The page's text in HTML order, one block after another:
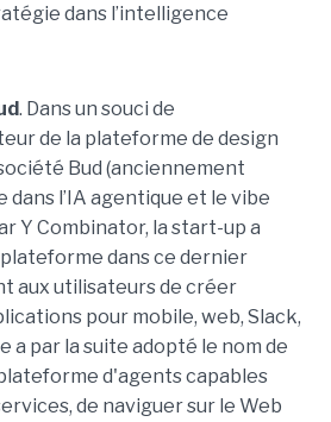
dans l’intelligence
. Dans un souci de
de la plateforme de design
Bud (anciennement
dans l’IA agentique et le vibe
Y Combinator, la start-up a
dans ce dernier
aux utilisateurs de créer
pour mobile, web, Slack,
a par la suite adopté le nom de
d'agents capables
de naviguer sur le Web